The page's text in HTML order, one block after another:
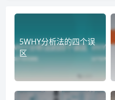
5WHY分析法的四个误
区